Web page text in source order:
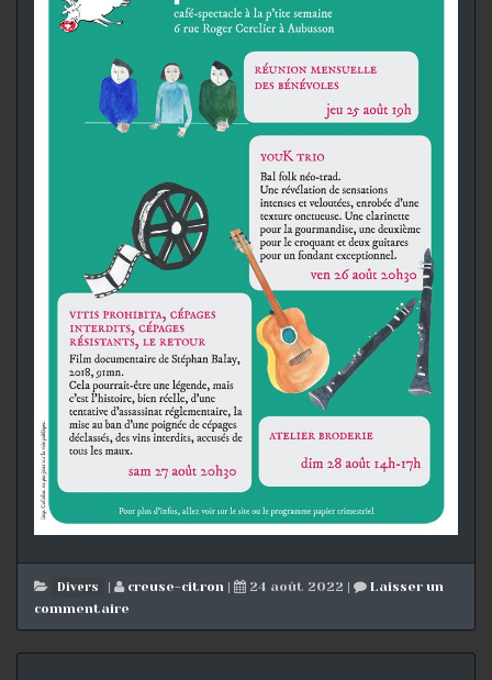
Divers | creuse-citron | 24 août 2022 |
Laisser un
commentaire